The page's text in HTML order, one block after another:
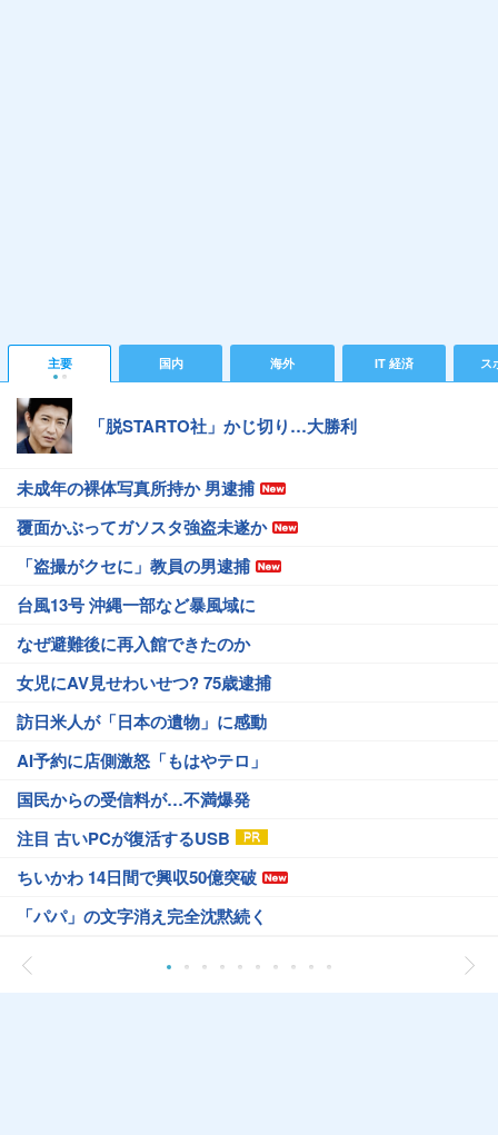
主要 国内 海外 IT 経済 ス
「脱STARTO社」かじ切り…大勝利
未成年の裸体写真所持か 男逮捕
覆面かぶってガソスタ強盗未遂か
「盗撮がクセに」教員の男逮捕
台風13号 沖縄一部など暴風域に
なぜ避難後に再入館できたのか
女児にAV見せわいせつ? 75歳逮捕
訪日米人が「日本の遺物」に感動
AI予約に店側激怒「もはやテロ」
国民からの受信料が…不満爆発
注目 古いPCが復活するUSB
ちいかわ 14日間で興収50億突破
「パパ」の文字消え完全沈黙続く